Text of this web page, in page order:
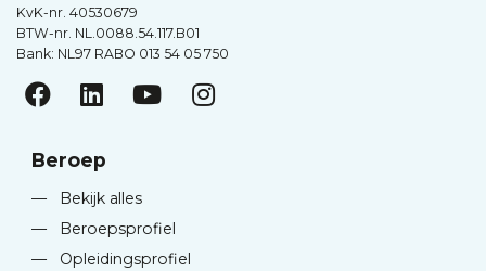
KvK-nr. 40530679
BTW-nr. NL.0088.54.117.B01
Bank: NL97 RABO 013 54 05 750
Beroep
—
Bekijk alles
—
Beroepsprofiel
—
Opleidingsprofiel